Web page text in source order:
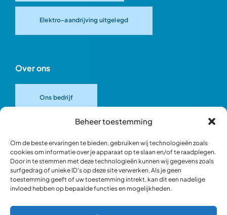
Beheer toestemming
Om de beste ervaringen te bieden, gebruiken wij technologieën zoals
cookies om informatie over je apparaat op te slaan en/of te raadplegen.
Door in te stemmen met deze technologieën kunnen wij gegevens zoals
surfgedrag of unieke ID's op deze site verwerken. Als je geen
toestemming geeft of uw toestemming intrekt, kan dit een nadelige
invloed hebben op bepaalde functies en mogelijkheden.
Elektro-aandrijving uitgelegd
Over ons
Ons bedrijf
Ons team